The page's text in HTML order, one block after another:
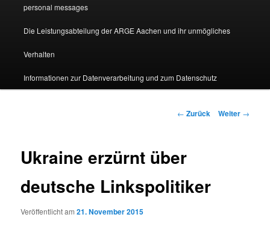
personal messages
Die Leistungsabteilung der ARGE Aachen und ihr unmögliches
Verhalten
Informationen zur Datenverarbeitung und zum Datenschutz
Beitragsnavigation
← Zurück Weiter →
Ukraine erzürnt über
deutsche Linkspolitiker
Veröffentlicht am21. November 2015